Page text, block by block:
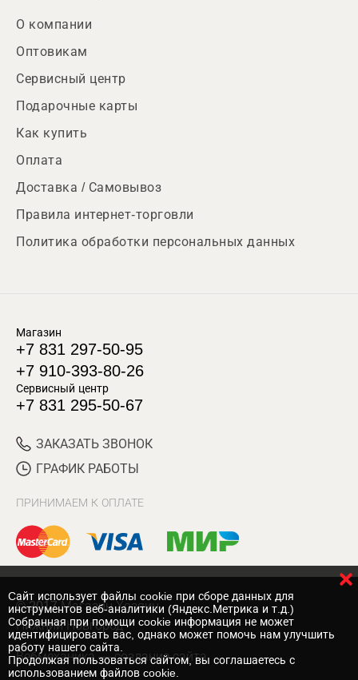
О компании
Оптовикам
Сервисный центр
Подарочные карты
Как купить
Оплата
Доставка / Самовывоз
Правила интернет-торговли
Политика обработки персональных данных
Магазин
+7 831 297-50-95
+7 910-393-80-26
Сервисный центр
+7 831 295-50-67
ЗАКАЗАТЬ ЗВОНОК
ГРАФИК РАБОТЫ
ПРИНИМАЕМ К ОПЛАТЕ
© 2017 Магазин Хозяин
Нижний Новгород
Вебмеханика — создание сайта
Cайт использует файлы cookie при сборе данных для
инструментов веб-аналитики (Яндекс.Метрика и т.д.)
Собранная при помощи cookie информация не может
идентифицировать вас, однако может помочь нам улучшить
работу нашего сайта.
Продолжая пользоваться сайтом, вы соглашаетесь с
использованием файлов cookie.